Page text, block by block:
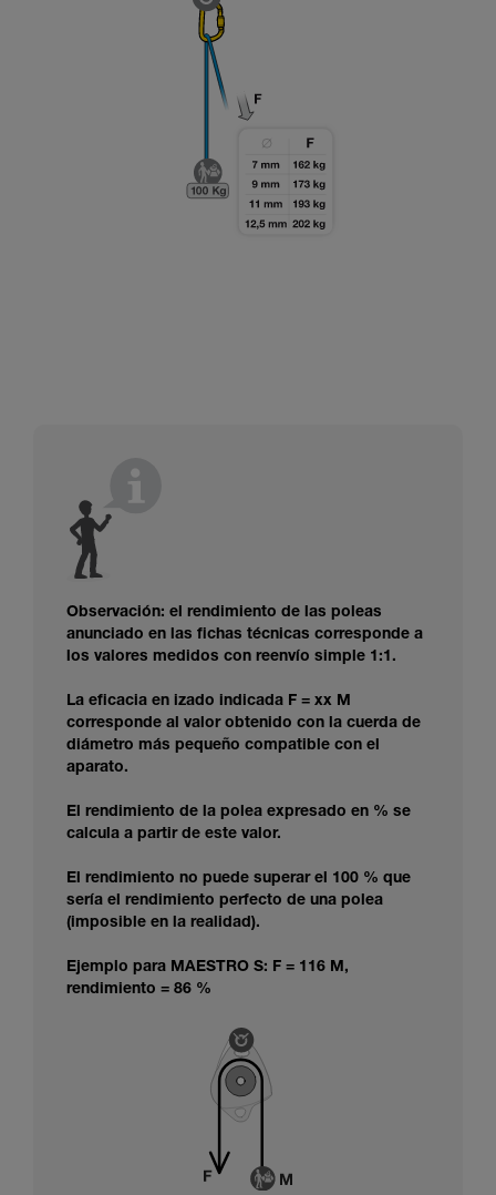
Observación: el rendimiento de las poleas
anunciado en las fichas técnicas corresponde a
los valores medidos con reenvío simple 1:1.
La eficacia en izado indicada F = xx M
corresponde al valor obtenido con la cuerda de
diámetro más pequeño compatible con el
aparato.
El rendimiento de la polea expresado en % se
calcula a partir de este valor.
El rendimiento no puede superar el 100 % que
sería el rendimiento perfecto de una polea
(imposible en la realidad).
Ejemplo para MAESTRO S: F = 116 M,
rendimiento = 86 %